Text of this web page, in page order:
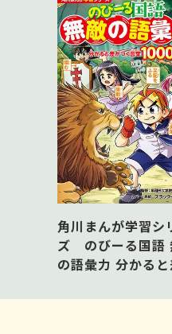
角川まんが学習シ
ズ のびーる国語
の語彙力 分かる